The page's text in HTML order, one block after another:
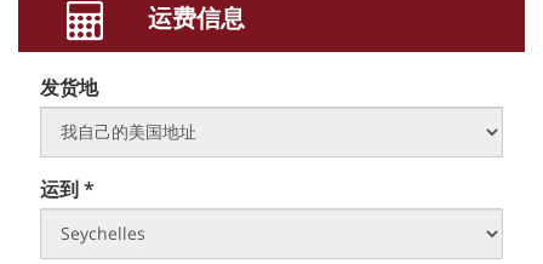
运费信息
发货地
运到 *